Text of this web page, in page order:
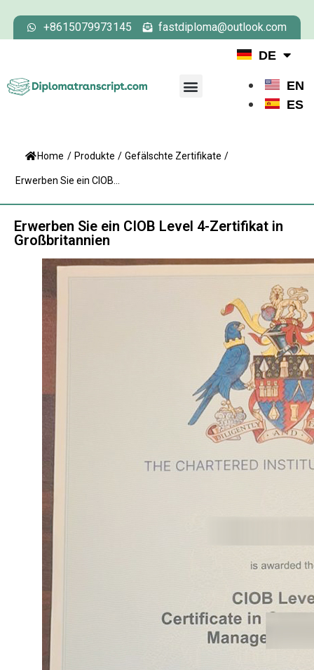
+8615079973145 fastdiploma@outlook.com
DE
EN
ES
Home / Produkte / Gefälschte Zertifikate /
Erwerben Sie ein CIOB...
Erwerben Sie ein CIOB Level 4-Zertifikat in
Großbritannien